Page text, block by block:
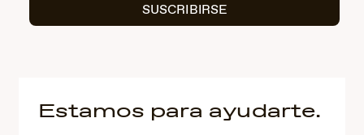
SUSCRIBIRSE
Estamos para ayudarte.